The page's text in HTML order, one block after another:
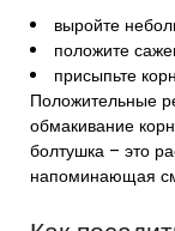
выройте
положите
присыпьте
Положительные
обмакивание
болтушка – это
напоминающая